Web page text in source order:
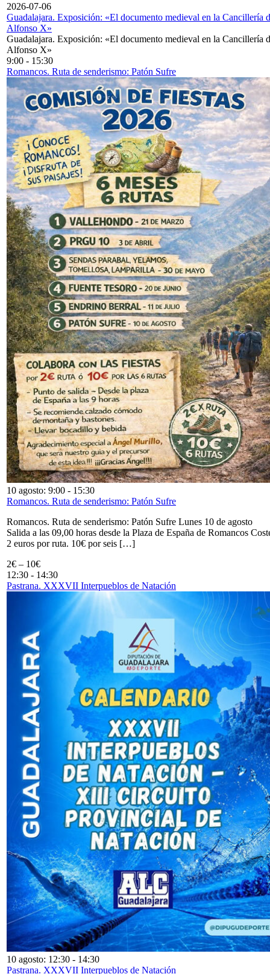
2026-07-06
Guadalajara. Exposición: «El documento medieval en la Cancillería
Alfonso X»
Guadalajara. Exposición: «El documento medieval en la Cancillería
Alfonso X»
9:00 - 15:30
Romancos. Ruta de senderismo: Patón Sufre
10 agosto: 9:00 - 15:30
Romancos. Ruta de senderismo: Patón Sufre
Romancos. Ruta de senderismo: Patón Sufre Lunes 10 de agosto
Salida a las 09,00 horas desde la Plaza de España de Romancos
2 euros por ruta. 10€ por seis […]
2€ – 10€
12:30 - 14:30
Pastrana. XXXVII Interpueblos de Natación
10 agosto: 12:30 - 14:30
Pastrana. XXXVII Interpueblos de Natación